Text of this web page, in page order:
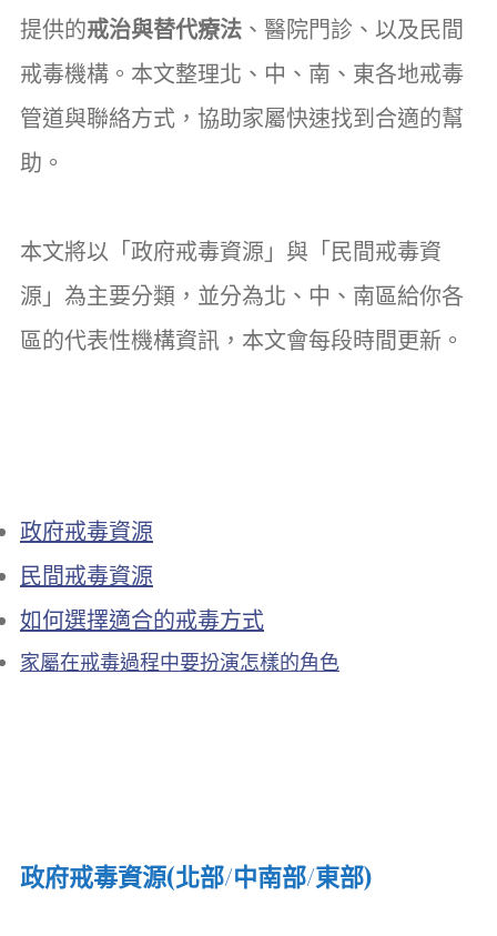
提供的戒治與替代療法 、醫院門診、以及民間
戒毒機構。本文整理北、中、南、東各地戒毒
管道與聯絡方式，協助家屬快速找到合適的幫
助。
本文將以「政府戒毒資源」與「民間戒毒資
源」為主要分類，並分為北、中、南區給你各
區的代表性機構資訊，本文會每段時間更新。
政府戒毒資源
民間戒毒資源
如何選擇適合的戒毒方式
家屬在戒毒過程中要扮演怎樣的角色
政府戒毒資源(北部/中南部/東部)